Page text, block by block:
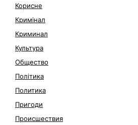
Корисне
Кримінал
Криминал
Культура
Общество
Політика
Политика
Пригоди
Происшествия